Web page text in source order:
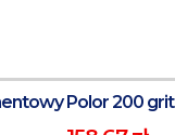
Polor 200 grit